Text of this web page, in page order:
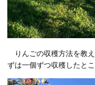
りんごの収穫方法を教
ずは一個ずつ収穫したとこ